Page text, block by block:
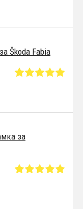
Škoda Fabia
за